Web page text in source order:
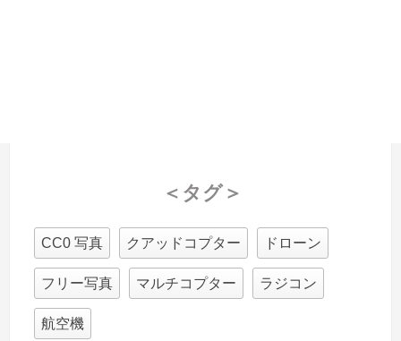
＜タグ＞
CC0 写真 クアッドコプター ドローン
フリー写真 マルチコプター ラジコン
航空機